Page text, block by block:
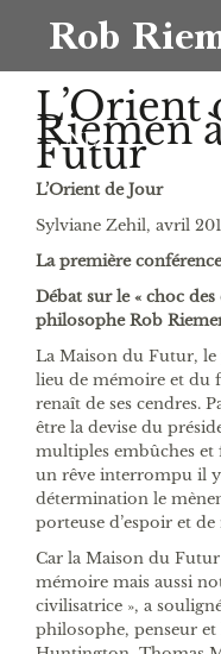
Rob
NL
L’Orient
Riemen
Futur
L’Orient de Jour
Sylviane Zehil, avril
La première
Débat sur le « choc
philosophe Rob
La Maison du Futur,
lieu de mémoire et du
renaît de ses cendres.
être la devise du
multiples embûches et
un rêve interrompu il y
détermination le
porteuse d’espoir et
Car la Maison du
mémoire mais aussi
civilisatrice », a
philosophe, penseur